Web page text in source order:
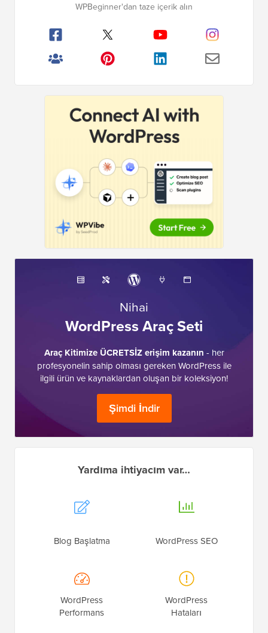
WPBeginner'dan taze içerik alın
Nihai
WordPress Araç Seti
Araç Kitimize ÜCRETSİZ erişim kazanın - her
profesyonelin sahip olması gereken WordPress ile
ilgili ürün ve kaynaklardan oluşan bir koleksiyon!
Şimdi İndir
Yardıma ihtiyacım var…
Blog Başlatma WordPress SEO
WordPress
Performans
WordPress
Hataları